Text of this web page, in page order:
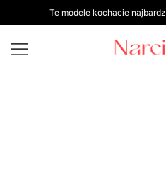
Te modele kochacie